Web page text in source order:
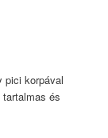
pici korpával
és